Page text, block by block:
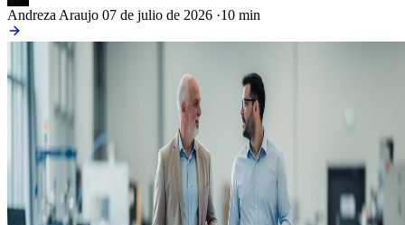
Andreza Araujo 07 de julio de 2026 ·10 min